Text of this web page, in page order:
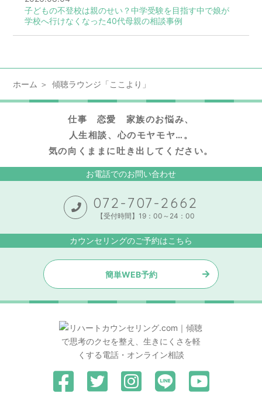
子どもの不登校は親のせい？中学受験を目指す中で娘が
学校へ行けなくなった40代母親の相談事例
ホーム 傾聴ラウンジ「ここより」
仕事 恋愛 家族のお悩み、
人生相談、心のモヤモヤ…。
気の向くままに吐き出してください。
お電話でのお問い合わせ
072-707-2662
【受付時間】19：00～24：00
カウンセリングのご予約はこちら
簡単WEB予約